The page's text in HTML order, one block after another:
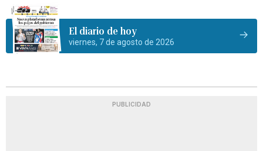
El diario de hoy
viernes, 7 de agosto de 2026
PUBLICIDAD